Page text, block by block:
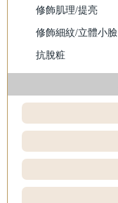
修飾肌理/提亮
修飾細紋/立體小臉
抗脫粧